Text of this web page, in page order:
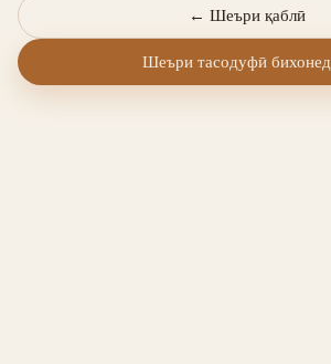
← Шеъри қаблӣ
Шеъри тасодуфӣ бихонед